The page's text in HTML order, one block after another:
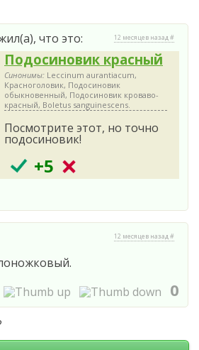
что это: 12 месяцев назад #
Подосиновик красный
Синонимы: Leccinum aurantiacum,
Красноголовик, Подосиновик
обыкновенный, Подосиновик кроваво-
красный, Boletus sanguinescens.
Посмотрите этот, но точно
подосиновик!
+5
12 месяцев назад #
0